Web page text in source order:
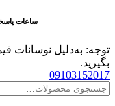
محتوا
ساعات
توجه: به‌دلیل نوسانات
بگیرید.
09103152017
جستجو